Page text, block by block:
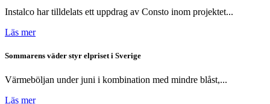
Instalco har tilldelats ett uppdrag av Consto inom projektet...
Läs mer
Sommarens väder styr elpriset i Sverige
Värmeböljan under juni i kombination med mindre blåst,...
Läs mer